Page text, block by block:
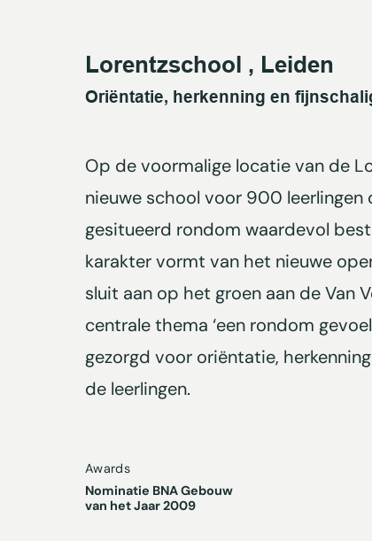
Lorentzschool , Leiden
Oriëntatie, herkenning en
Op de voormalige locatie van de
nieuwe school voor 900 leerlingen
gesitueerd rondom waardevol
karakter vormt van het nieuwe
sluit aan op het groen aan de Van
centrale thema ‘een rondom
gezorgd voor oriëntatie,
de leerlingen.
Awards
Nominatie BNA Gebouw
van het Jaar 2009